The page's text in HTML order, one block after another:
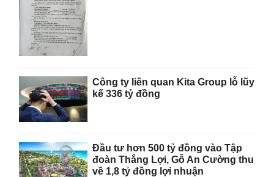
Công ty liên quan Kita Group lỗ lũy
kế 336 tỷ đồng
Đầu tư hơn 500 tỷ đồng vào Tập
đoàn Thắng Lợi, Gỗ An Cường thu
về 1,8 tỷ đồng lợi nhuận